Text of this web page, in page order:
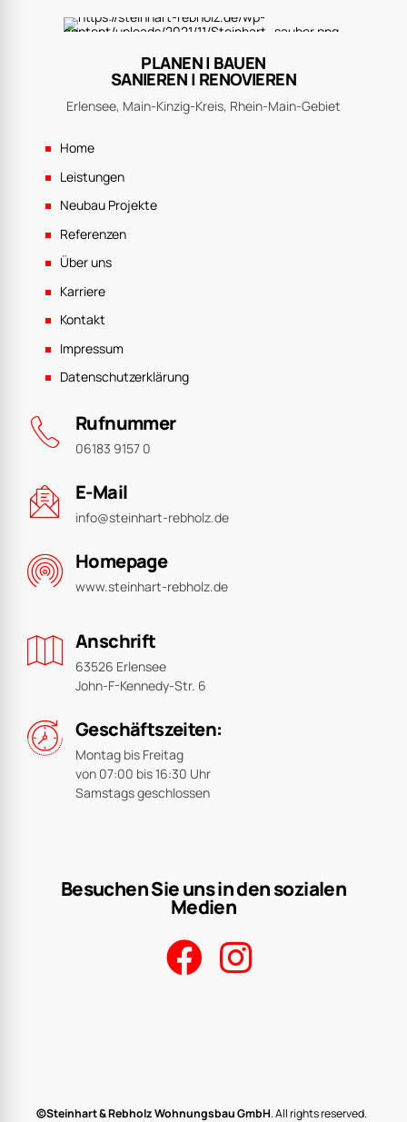
PLANEN | BAUEN
SANIEREN | RENOVIEREN
Erlensee, Main-Kinzig-Kreis, Rhein-Main-Gebiet
Home
Leistungen
Neubau Projekte
Referenzen
Über uns
Karriere
Kontakt
Impressum
Datenschutzerklärung
Rufnummer
06183 9157 0
E-Mail
info@steinhart-rebholz.de
Homepage
www.steinhart-rebholz.de
Anschrift
63526 Erlensee
John-F-Kennedy-Str. 6
Geschäftszeiten:
Montag bis Freitag
von 07:00 bis 16:30 Uhr
Samstags geschlossen
Besuchen Sie uns in den sozialen
Medien
©Steinhart & Rebholz Wohnungsbau GmbH. All rights reserved.